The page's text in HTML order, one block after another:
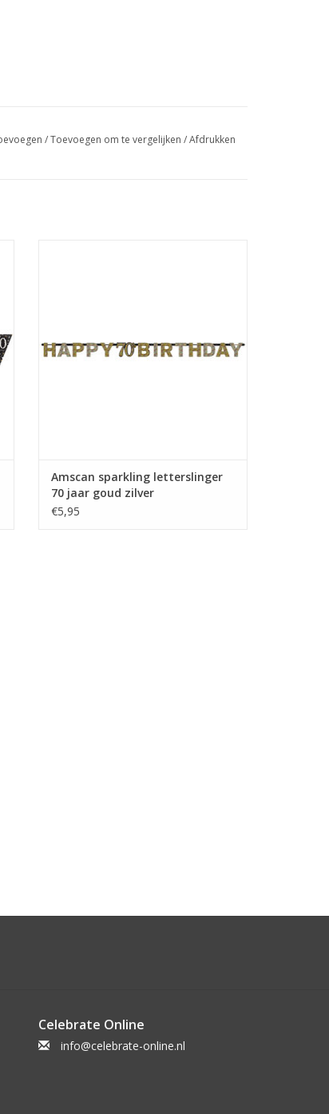
/Toevoegen om te vergelijken /Afdrukken
Amscan sparkling letterslinger
70 jaar goud zilver
€5,95
Celebrate Online
info@celebrate-online.nl